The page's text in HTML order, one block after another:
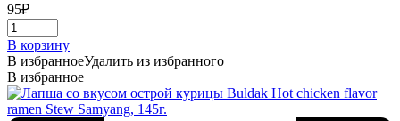
95₽
В корзину
В избранноеУдалить из избранного
В избранное